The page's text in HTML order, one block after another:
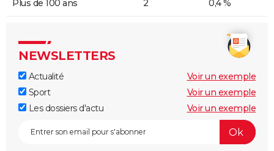
Plus de 100 ans 2 0,4 %
NEWSLETTERS
Actualité
Voir un exemple
Sport
Voir un exemple
Les dossiers d'actu
Voir un exemple